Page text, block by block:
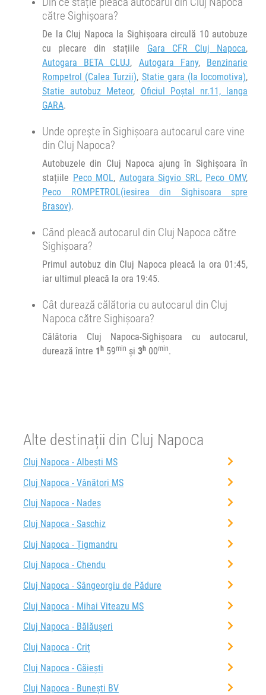
min
către Sighișoara?
De la Cluj Napoca la Sighișoara circulă 10 autobuze
cu plecare din stațiile Gara CFR Cluj Napoca,
Autogara BETA CLUJ, Autogara Fany, Benzinarie
Rompetrol (Calea Turzii), Statie gara (la locomotiva),
Statie autobuz Meteor, Oficiul Poştal nr.11, langa
GARA.
Unde oprește în Sighișoara autocarul care vine
din Cluj Napoca?
Autobuzele din Cluj Napoca ajung în Sighișoara în
stațiile Peco MOL, Autogara Sigvio SRL, Peco OMV,
Peco ROMPETROL(iesirea din Sighisoara spre
Brasov).
Când pleacă autocarul din Cluj Napoca către
Sighișoara?
Primul autobuz din Cluj Napoca pleacă la ora 01:45,
iar ultimul pleacă la ora 19:45.
Cât durează călătoria cu autocarul din Cluj
Napoca către Sighișoara?
Călătoria Cluj Napoca-Sighișoara cu autocarul,
durează între 1h 59min și 3h 00min.
Alte destinații din Cluj Napoca
Cluj Napoca - Albești MS
Cluj Napoca - Vânători MS
Cluj Napoca - Nadeș
Cluj Napoca - Saschiz
Cluj Napoca - Țigmandru
Cluj Napoca - Chendu
Cluj Napoca - Sângeorgiu de Pădure
Cluj Napoca - Mihai Viteazu MS
Cluj Napoca - Bălăușeri
Cluj Napoca - Criț
Cluj Napoca - Găieşti
Cluj Napoca - Bunești BV